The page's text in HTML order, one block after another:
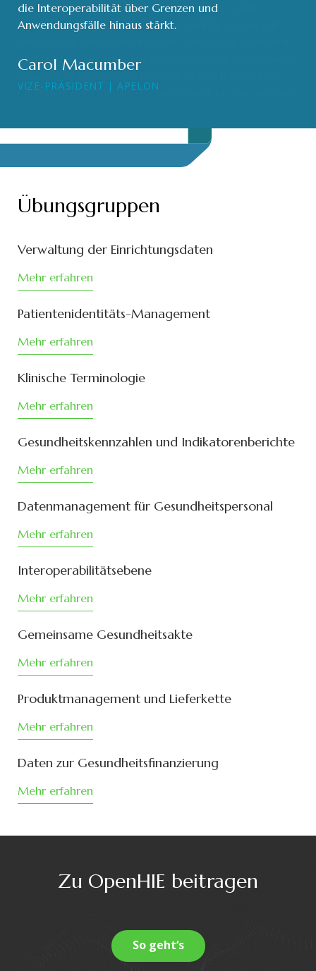
die Interoperabilität über Grenzen und
Anwendungsfälle hinaus stärkt.
Carol Macumber
VIZE-PRÄSIDENT | APELON
Übungsgruppen
Verwaltung der Einrichtungsdaten
Mehr erfahren
Patientenidentitäts-Management
Mehr erfahren
Klinische Terminologie
Mehr erfahren
Gesundheitskennzahlen und Indikatorenberichte
Mehr erfahren
Datenmanagement für Gesundheitspersonal
Mehr erfahren
Interoperabilitätsebene
Mehr erfahren
Gemeinsame Gesundheitsakte
Mehr erfahren
Produktmanagement und Lieferkette
Mehr erfahren
Daten zur Gesundheitsfinanzierung
Mehr erfahren
Zu OpenHIE beitragen
So geht‘s